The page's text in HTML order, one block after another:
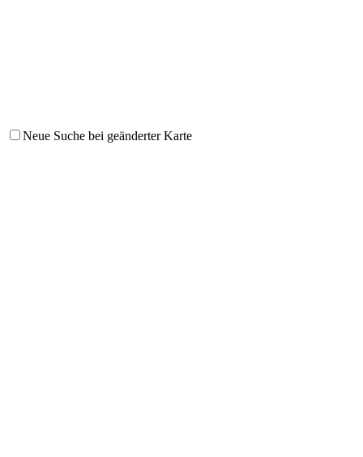
Neue Suche bei geänderter Karte